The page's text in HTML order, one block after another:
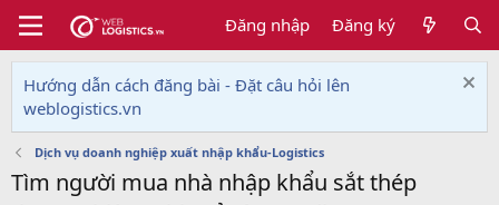
Đăng nhập Đăng ký
Hướng dẫn cách đăng bài - Đặt câu hỏi lên
weblogistics.vn
Dịch vụ doanh nghiệp xuất nhập khẩu-Logistics
Tìm người mua nhà nhập khẩu sắt thép